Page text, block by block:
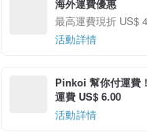
海外運費優惠
最高運費現折 US$
活動詳情
Pinkoi 幫你付運費
運費 US$ 6.00
活動詳情